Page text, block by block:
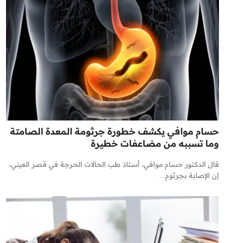
حسام موافي يكشف خطورة جرثومة المعدة الصامتة
وما تسببه من مضاعفات خطيرة
قال الدكتور حسام موافي، أستاذ طب الحالات الحرجة في قصر العيني،
إن الإصابة بجرثوم...